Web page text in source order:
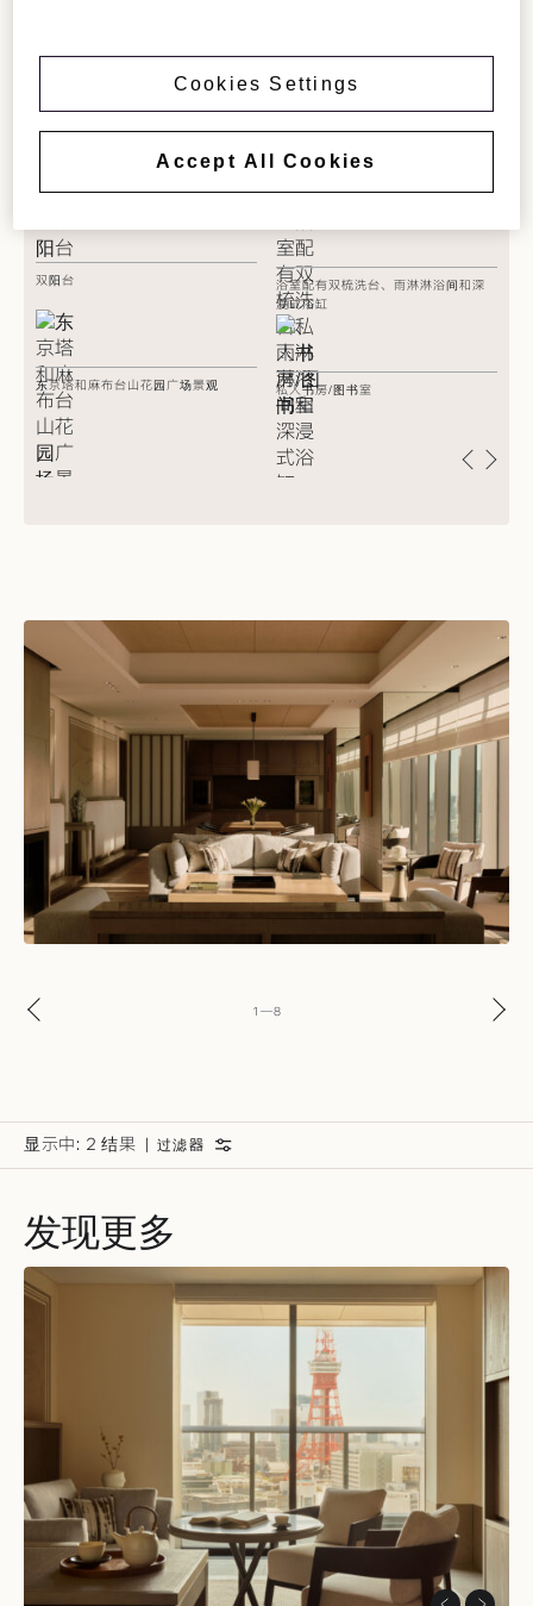
双阳台
东京塔和麻布台山花园广场景观
浴室配有双梳洗台、雨淋淋浴间和深
浸式浴缸
私人书房/图书室
1 —8
显示中: 2 结果 过滤器
所有过滤器 套房
发现更多
Cookies Settings
Accept All Cookies